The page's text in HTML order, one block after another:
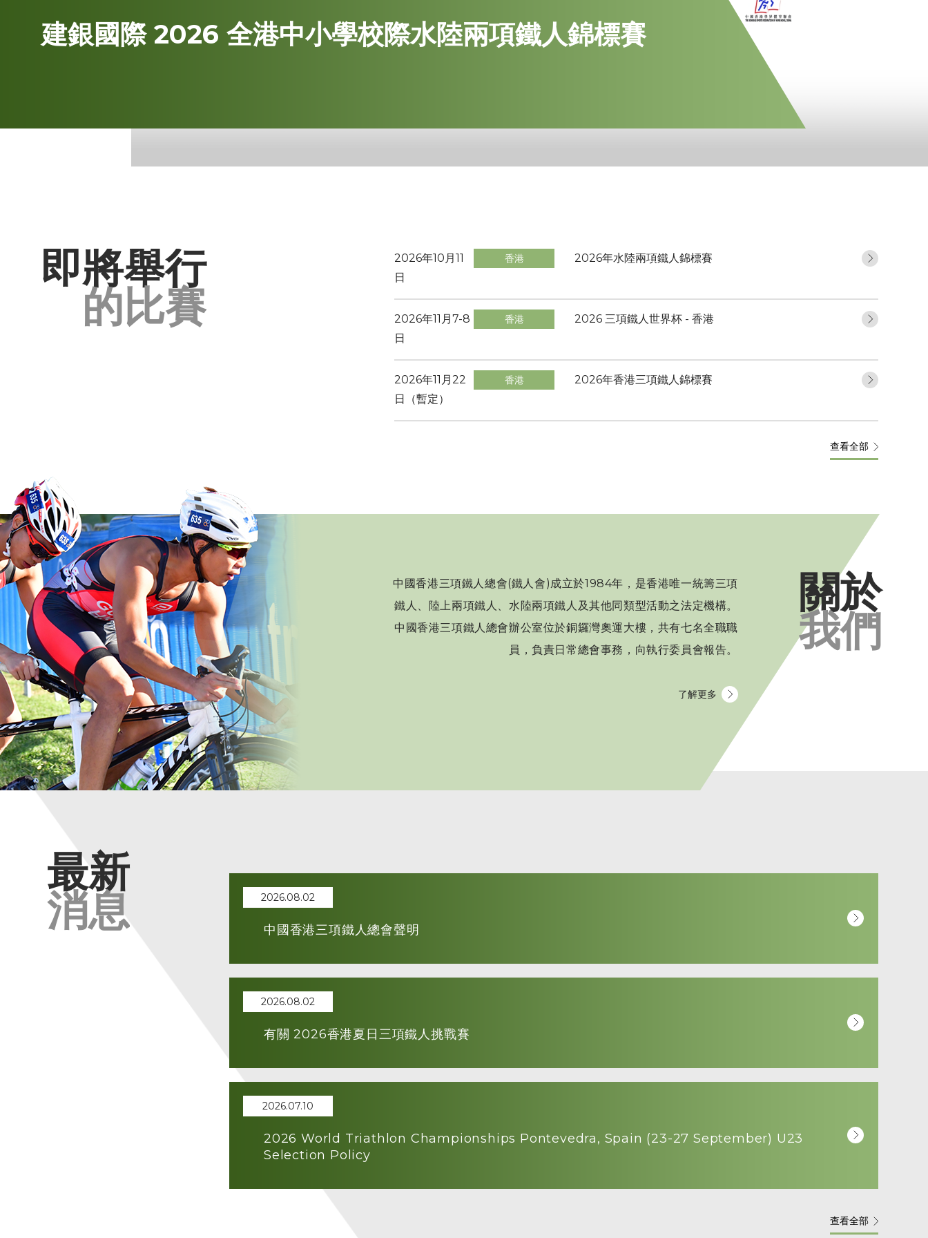
建銀國際 2026 全港中小學校際水陸兩項鐵人錦標賽
即將舉行
的比賽
2026年10月11
日
香港 2026年水陸兩項鐵人錦標賽
2026年11月7-8
日
香港 2026 三項鐵人世界杯 - 香港
2026年11月22
日（暫定）
香港 2026年香港三項鐵人錦標賽
查看全部
中國香港三項鐵人總會(鐵人會)成立於1984年，是香港唯一統籌三項
鐵人、陸上兩項鐵人、水陸兩項鐵人及其他同類型活動之法定機構。
中國香港三項鐵人總會辦公室位於銅鑼灣奧運大樓，共有七名全職職
員，負責日常總會事務，向執行委員會報告。
了解更多
關於
我們
最新
消息 2026.08.02
中國香港三項鐵人總會聲明
2026.08.02
有關 2026香港夏日三項鐵人挑戰賽
2026.07.10
2026 World Triathlon Championships Pontevedra, Spain (23-27 September) U23
Selection Policy
查看全部